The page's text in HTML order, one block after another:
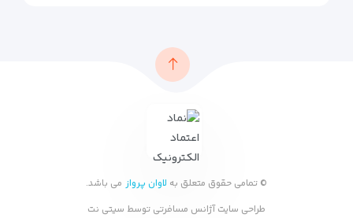
© تمامی حقوق متعلق به لاوان پرواز می باشد.
طراحی سایت آژانس مسافرتی توسط سیتی نت